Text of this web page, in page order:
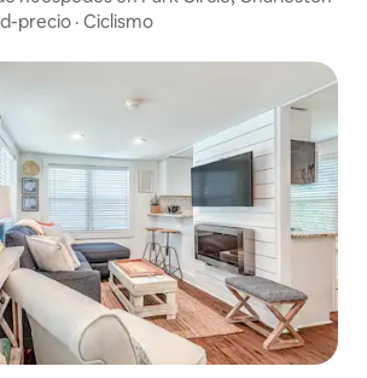
precio · Ciclismo